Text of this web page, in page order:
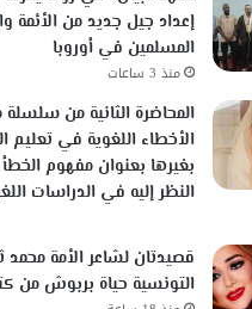
إعداد جيل جديد من الأئمة
المسلمين في أوروبا
منذ 3 ساعات
المحاضرة الثانية من
الأخطاء اللغوية في تعليم
بغيرها بعنوان مفهوم
النظر إليه في الدراسات
قصيدتان لشاعر الأمة محمد
التونسية حياة بربوش من